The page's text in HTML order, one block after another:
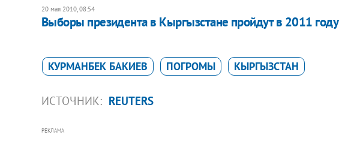
20 мая 2010, 08:54
Выборы президента в Кыргызстане пройдут в 2011 году
КУРМАНБЕК БАКИЕВ ПОГРОМЫ КЫРГЫЗСТАН
ИСТОЧНИК: REUTERS
РЕКЛАМА